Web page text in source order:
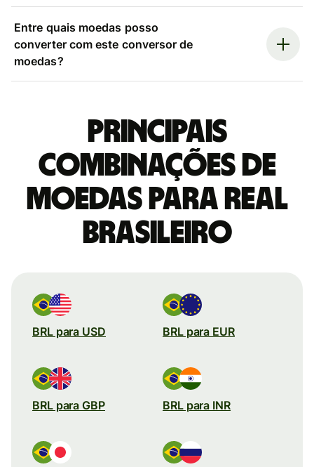
Entre quais moedas posso
converter com este conversor de
moedas?
Principais
combinações de
moedas para Real
brasileiro
BRL para USD BRL para EUR
BRL para GBP BRL para INR